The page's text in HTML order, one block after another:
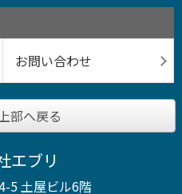
お問い合わせ
部へ戻る
エブリ
5 土屋ビル6階